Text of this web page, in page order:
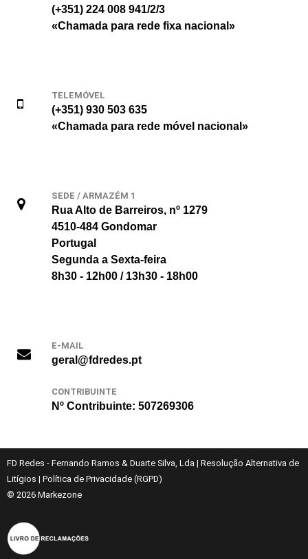
(+351) 224 008 941/2/3
«Chamada para rede fixa nacional»
TELEMÓVEL
(+351) 930 503 635
«Chamada para rede móvel nacional»
SEDE / ARMAZÉM 1
Rua Alto de Barreiros, nº 1279
4510-484 Gondomar
Portugal
Segunda a Sexta-feira
8h30 - 12h00 / 13h30 - 18h00
E-MAIL
geral@fdredes.pt
CONTRIBUINTE
Nº Contribuinte: 507269306
FD Redes - Fernando Ramos & Duarte Silva, Lda | Resolução Alternativa de
Litígios | Política de Privacidade (RGPD)
© 2026 Markezone